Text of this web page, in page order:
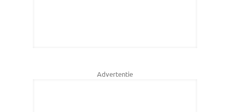
Advertentie